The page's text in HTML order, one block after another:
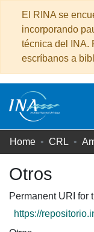
El RINA se
incorporando
técnica del INA.
escríbanos a
Communities
&
Collections
All of DSpace
Home CRL
Otros
Permanent URI for
https://